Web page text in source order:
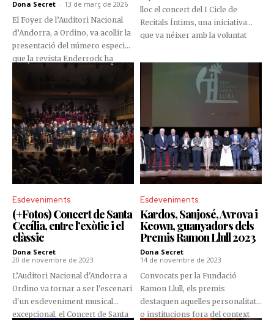
Dona Secret - 13 de març de 2026
El Foyer de l’Auditori Nacional
d’Andorra, a Ordino, va acollir la
presentació del número especial
que la revista Enderrock ha
aplegar músics, professionals
del sector cultural i públic
interessat en la música del país
en una trobada que va combinar
conversa, reflexió i actuacions
en directe.
lloc el concert del I Cicle de
Recitals Íntims, una iniciativa
que va néixer amb la voluntat
públic des d’una experiència més
propera, emocional i cuidada.
Impulsat per l’Escola de Música
de Jordi Barceló, el cicle aposta
per un format reduït i acollidor
establint una connexió directa
entre artistes i espectadors.
Esdeveniments
(+Fotos) Concert de Santa
Cecília, entre l’exòtic i el
clàssic
Dona Secret -
20 de novembre de 2023
L’Auditori Nacional d'Andorra a
Ordino va tornar a ser l'escenari
d'un esdeveniment musical
excepcional, el Concert de Santa
Esdeveniments
Kardos, Sanjosé, Avrova i
Keown, guanyadors dels
Premis Ramon Llull 2023
Dona Secret -
14 de novembre de 2023
Convocats per la Fundació
Ramon Llull, els premis
destaquen aquelles personalitats
o institucions fora del context